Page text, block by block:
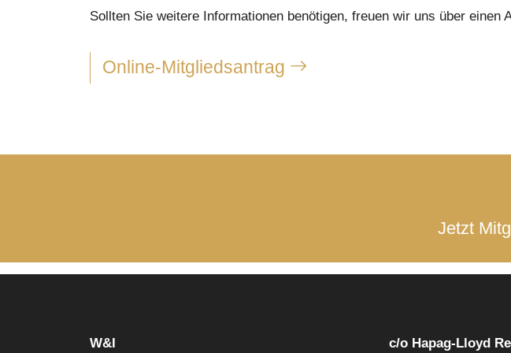
Sollten Sie weitere Informationen benötigen, freuen wir uns über einen
Online-Mitgliedsantrag
Jetzt
W&I c/o Hapag-Lloyd